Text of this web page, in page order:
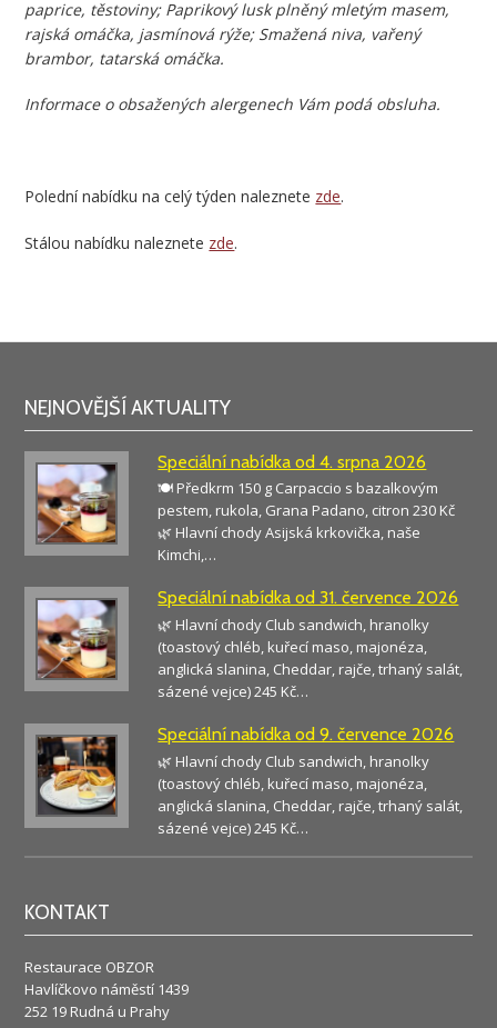
paprice, těstoviny; Paprikový lusk plněný mletým masem,
rajská omáčka, jasmínová rýže; Smažená niva, vařený
brambor, tatarská omáčka.
Informace o obsažených alergenech Vám podá obsluha.
Polední nabídku na celý týden naleznete zde.
Stálou nabídku naleznete zde.
NEJNOVĚJŠÍ AKTUALITY
Speciální nabídka od 4. srpna 2026
🍽️ Předkrm 150 g Carpaccio s bazalkovým
pestem, rukola, Grana Padano, citron 230 Kč
🌿 Hlavní chody Asijská krkovička, naše
Kimchi,…
Speciální nabídka od 31. července 2026
🌿 Hlavní chody Club sandwich, hranolky
(toastový chléb, kuřecí maso, majonéza,
anglická slanina, Cheddar, rajče, trhaný salát,
sázené vejce) 245 Kč…
Speciální nabídka od 9. července 2026
🌿 Hlavní chody Club sandwich, hranolky
(toastový chléb, kuřecí maso, majonéza,
anglická slanina, Cheddar, rajče, trhaný salát,
sázené vejce) 245 Kč…
KONTAKT
Restaurace OBZOR
Havlíčkovo náměstí 1439
252 19 Rudná u Prahy